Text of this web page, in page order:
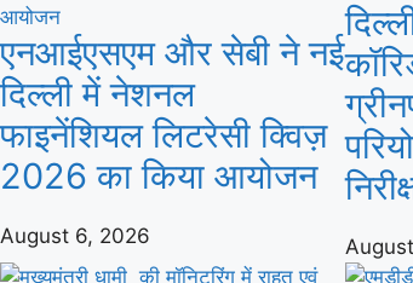
एनआईएसएम और सेबी ने नई
दिल्ली में नेशनल
फाइनेंशियल लिटरेसी क्विज़
2026 का किया आयोजन
August 6, 2026